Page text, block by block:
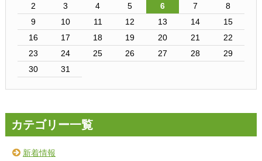
2
3 4 5 6 7
8
9
10 11 12 13 14
15
16
17 18 19 20 21
22
23
24 25 26 27 28
29
30
31
カテゴリー一覧
新着情報